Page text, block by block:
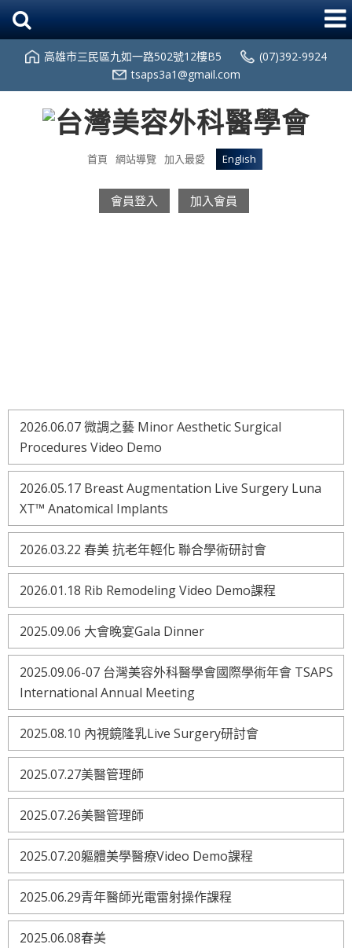
高雄市三民區九如一路502號12樓B5
(07)392-9924
tsaps3a1@gmail.com
首頁 網站導覽 加入最愛 English
會員登入 加入會員
2026.06.07 微調之藝 Minor Aesthetic Surgical
Procedures Video Demo
2026.05.17 Breast Augmentation Live Surgery Luna
XT™ Anatomical Implants
2026.03.22 春美 抗老年輕化 聯合學術研討會
2026.01.18 Rib Remodeling Video Demo課程
2025.09.06 大會晚宴Gala Dinner
2025.09.06-07 台灣美容外科醫學會國際學術年會 TSAPS
International Annual Meeting
2025.08.10 內視鏡隆乳Live Surgery研討會
2025.07.27美醫管理師
2025.07.26美醫管理師
2025.07.20軀體美學醫療Video Demo課程
2025.06.29青年醫師光電雷射操作課程
2025.06.08春美